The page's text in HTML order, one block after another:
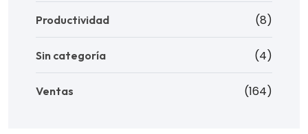
Productividad (8)
Sin categoría (4)
Ventas (164)